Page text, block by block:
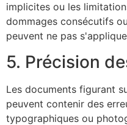
implicites ou les
dommages consécutifs
peuvent ne pas
5. Précision
Les documents figurant
peuvent contenir des
typographiques ou